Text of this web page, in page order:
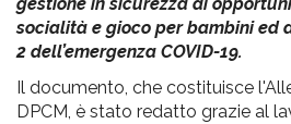
socialità e gioco per bambini ed
2 dell’emergenza COVID-19.
Il documento, che costituisce
DPCM, è stato redatto grazie al